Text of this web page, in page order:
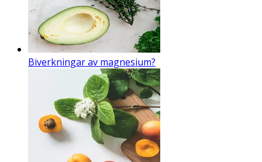
Biverkningar av magnesium?